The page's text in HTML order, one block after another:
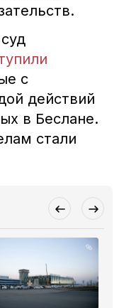
с
действий
в Беслане.
стали